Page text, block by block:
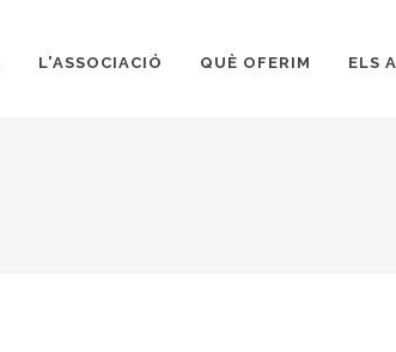
L'ASSOCIACIÓ QUÈ OFERIM ELS